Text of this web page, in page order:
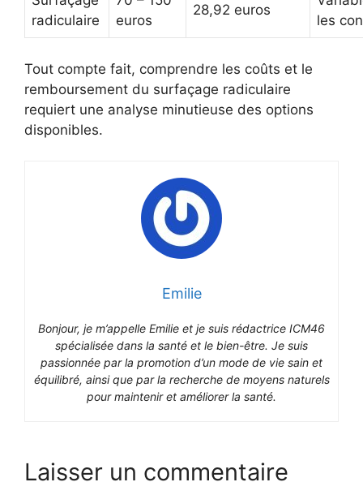
radiculaire
euros
28,92 euros
les
Tout compte fait, comprendre les coûts et le
remboursement du surfaçage radiculaire
requiert une analyse minutieuse des options
disponibles.
Emilie
Bonjour, je m’appelle Emilie et je suis rédactrice ICM46
spécialisée dans la santé et le bien-être. Je suis
passionnée par la promotion d’un mode de vie sain et
équilibré, ainsi que par la recherche de moyens naturels
pour maintenir et améliorer la santé.
Laisser un commentaire